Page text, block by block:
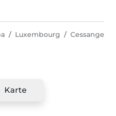
Karte
Luxembourg
Cessange